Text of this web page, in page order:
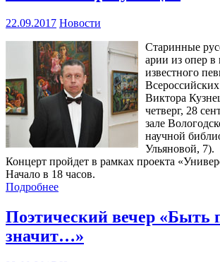
22.09.2017 Новости
Старинные
арии из опер
известного
Виктора
четверг, 28
зале
научной
Ульяновой, 7).
Концерт пройдет в рамках проекта
Начало в 18 часов.
Подробнее
Поэтический вечер «Быть
значит…»